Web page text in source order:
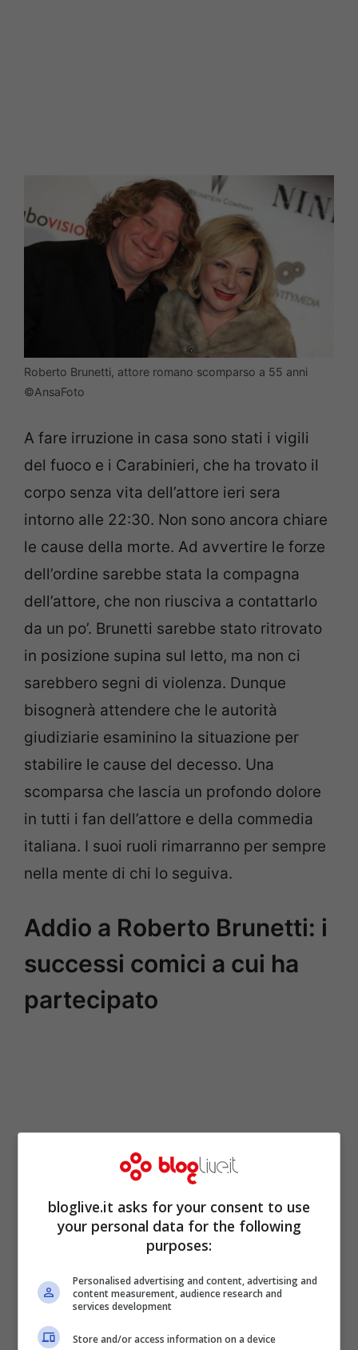
Roberto Brunetti, attore romano scomparso a 55 anni
©AnsaFoto
A fare irruzione in casa sono stati i vigili
del fuoco e i Carabinieri, che ha trovato il
corpo senza vita dell’attore ieri sera
intorno alle 22:30. Non sono ancora chiare
le cause della morte. Ad avvertire le forze
dell’ordine sarebbe stata la compagna
dell’attore, che non riusciva a contattarlo
da un po’. Brunetti sarebbe stato ritrovato
in posizione supina sul letto, ma non ci
sarebbero segni di violenza. Dunque
bisognerà attendere che le autorità
giudiziarie esaminino la situazione per
stabilire le cause del decesso. Una
scomparsa che lascia un profondo dolore
in tutti i fan dell’attore e della commedia
italiana. I suoi ruoli rimarranno per sempre
nella mente di chi lo seguiva.
Addio a Roberto Brunetti: i
successi comici a cui ha
partecipato
bloglive.it asks for your consent to use
your personal data for the following
purposes:
Personalised advertising and content, advertising and
content measurement, audience research and
services development
Store and/or access information on a device